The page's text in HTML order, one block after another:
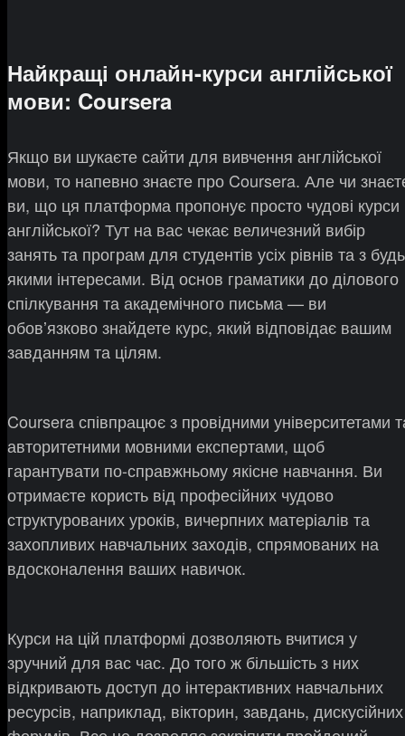
Найкращі онлайн-курси англійської
мови: Coursera
Якщо ви шукаєте сайти для вивчення англійської
мови, то напевно знаєте про Coursera. Але чи
ви, що ця платформа пропонує просто чудові курси
англійської? Тут на вас чекає величезний вибір
занять та програм для студентів усіх рівнів та з
якими інтересами. Від основ граматики до ділового
спілкування та академічного письма — ви
обовʼязково знайдете курс, який відповідає вашим
завданням та цілям.
Coursera співпрацює з провідними університетами
авторитетними мовними експертами, щоб
гарантувати по-справжньому якісне навчання. Ви
отримаєте користь від професійних чудово
структурованих уроків, вичерпних матеріалів та
захопливих навчальних заходів, спрямованих на
вдосконалення ваших навичок.
Курси на цій платформі дозволяють вчитися у
зручний для вас час. До того ж більшість з них
відкривають доступ до інтерактивних навчальних
ресурсів, наприклад, вікторин, завдань, дискусійних